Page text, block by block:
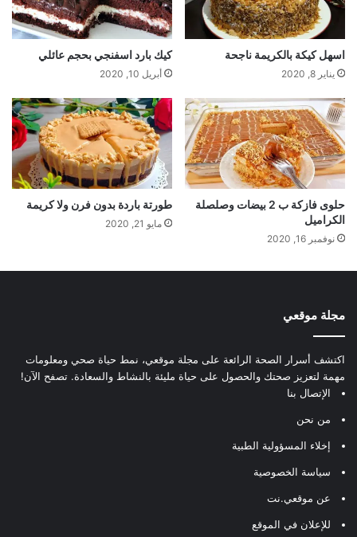
اسهل كيكة بالكريمة ناجحة
يناير 8, 2020
كيك بارد اسفنجي بحجم عائلي
أبريل 10, 2020
حلوى فازكة ب 2 بيضات وصلصلة
الكراميل
نوفمبر 16, 2020
طورتة باردة بدون فرن ولا كريمة
مايو 21, 2020
مجلة موقعي
اكتشف أسرار الصحة الرائعة على مجلة موقعي، نمط حياة صحي ومعلومات
مهمة لتعزيز صحتك والحصول على حياة مليئة بالنشاط والسعادة. تصفح الآن!
الإتصال بنا
من نحن
إخلاء المسؤولية الطبية
سياسة الخصوصية
عن موقعي.نت
للإعلان في الموقع